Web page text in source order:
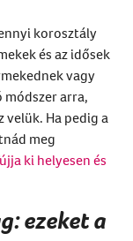
korosztály
és az idősek
vagy
módszer arra,
Ha pedig a
meg
ki helyesen és
ezeket a